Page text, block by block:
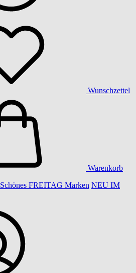
Wunschzettel
Warenkorb
Schönes FREITAG Marken NEU IM